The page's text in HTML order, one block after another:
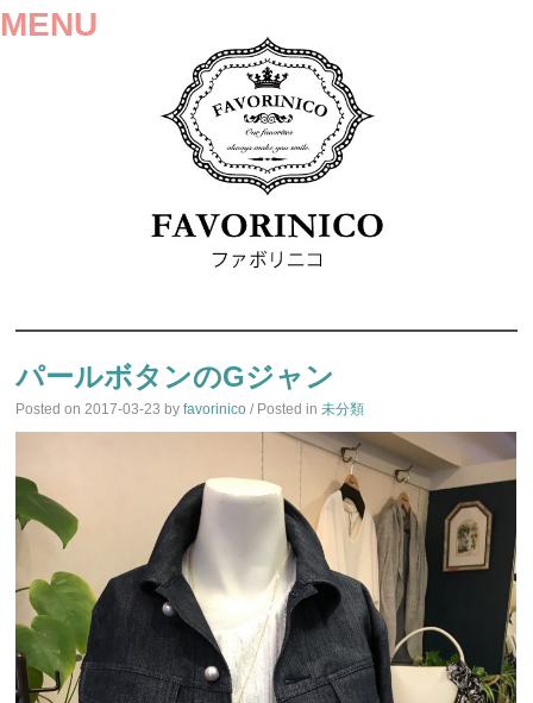
MENU
TO
CONTENT
パールボタンのGジャン
Posted on2017-03-23 byfavorinico / Posted in未分類